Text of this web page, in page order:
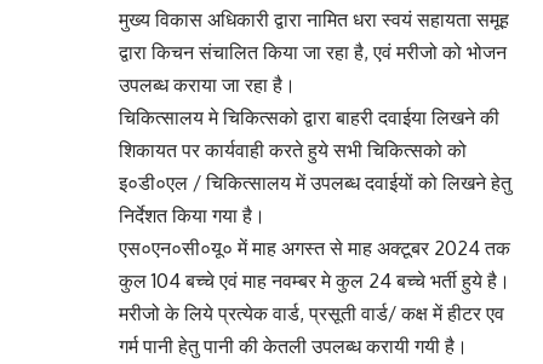
मुख्य विकास अधिकारी द्वारा नामित धरा स्वयं सहायता समूह
द्वारा किचन संचालित किया जा रहा है, एवं मरीजो को भोजन
उपलब्ध कराया जा रहा है।
चिकित्सालय मे चिकित्सको द्वारा बाहरी दवाईया लिखने की
शिकायत पर कार्यवाही करते हुये सभी चिकित्सको को
इ०डी०एल / चिकित्सालय में उपलब्ध दवाईयों को लिखने हेतु
निर्देशत किया गया है।
एस०एन०सी०यू० में माह अगस्त से माह अक्टूबर 2024 तक
कुल 104 बच्चे एवं माह नवम्बर मे कुल 24 बच्चे भर्ती हुये है।
मरीजो के लिये प्रत्येक वार्ड, प्रसूती वार्ड/ कक्ष में हीटर एव
गर्म पानी हेतु पानी की केतली उपलब्ध करायी गयी है।